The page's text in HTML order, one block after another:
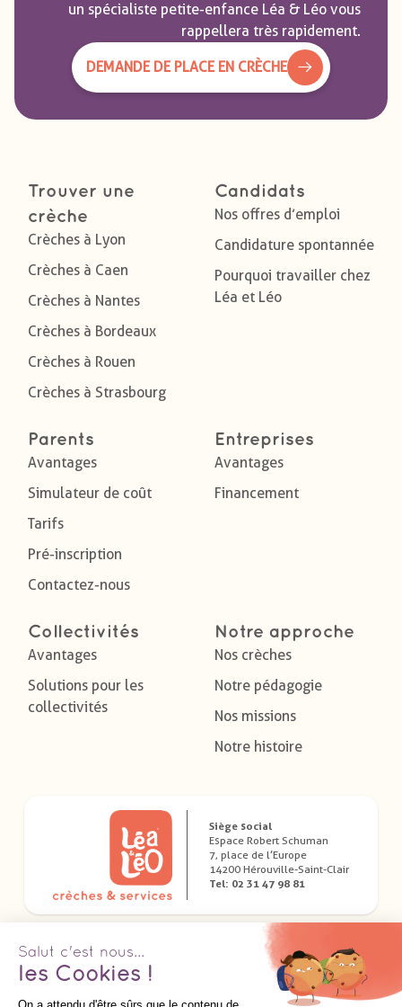
un spécialiste petite-enfance Léa & Léo vous
rappellera très rapidement.
DEMANDE DE PLACE EN CRÈCHE
Trouver une
crèche
Crèches à Lyon
Crèches à Caen
Crèches à Nantes
Crèches à Bordeaux
Crèches à Rouen
Crèches à Strasbourg
Candidats
Nos offres d’emploi
Candidature spontannée
Pourquoi travailler chez
Léa et Léo
Parents
Avantages
Simulateur de coût
Tarifs
Pré-inscription
Contactez-nous
Entreprises
Avantages
Financement
Collectivités
Avantages
Solutions pour les
collectivités
Notre approche
Nos crèches
Notre pédagogie
Nos missions
Notre histoire
Siège social
Espace Robert Schuman
7, place de l’Europe
14200 Hérouville-Saint-Clair
Tel: 02 31 47 98 81
Télécharger nos applications dédiées